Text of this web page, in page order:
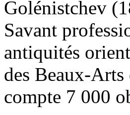
Golénistchev
Savant
antiquités
des Beaux-
compte 7 000